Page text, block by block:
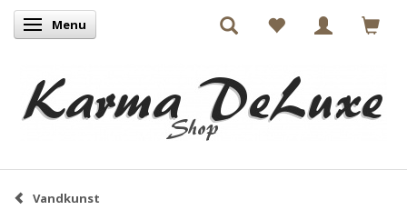
Skifte navigation
Menu
Vandkunst